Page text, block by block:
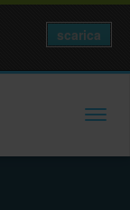
scarica